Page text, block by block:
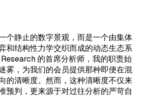
个静止的数字景观，而是一个由集体
和结构性力学交织而成的动态生态系
的首席分析师，我的职责始
雾，为我们的会员提供那种即便在混
的清晰度。然而，这种清晰度不仅来
预判，更来源于对过往分析的严苛自